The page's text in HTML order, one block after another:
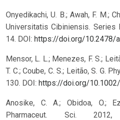
Onyedikachi, U. B.; Awah, F. M.;
Universitatis Cibiniensis. Series
14. DOI: https://doi.org/10.2478/
Mensor, L. L.; Menezes, F. S.;
T. C.; Coube, C. S.; Leitão, S. G.
130. DOI: https://doi.org/
Anosike, C. A.; Obidoa, O.;
Pharmaceut. Sci.